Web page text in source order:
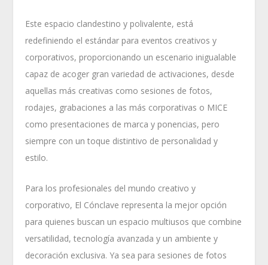
Este espacio clandestino y polivalente, está
redefiniendo el estándar para eventos creativos y
corporativos, proporcionando un escenario inigualable
capaz de acoger gran variedad de activaciones, desde
aquellas más creativas como sesiones de fotos,
rodajes, grabaciones a las más corporativas o MICE
como presentaciones de marca y ponencias, pero
siempre con un toque distintivo de personalidad y
estilo.
Para los profesionales del mundo creativo y
corporativo, El Cónclave representa la mejor opción
para quienes buscan un espacio multiusos que combine
versatilidad, tecnología avanzada y un ambiente y
decoración exclusiva. Ya sea para sesiones de fotos